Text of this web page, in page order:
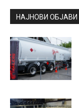
НАЈНОВИ ОБЈАВИ